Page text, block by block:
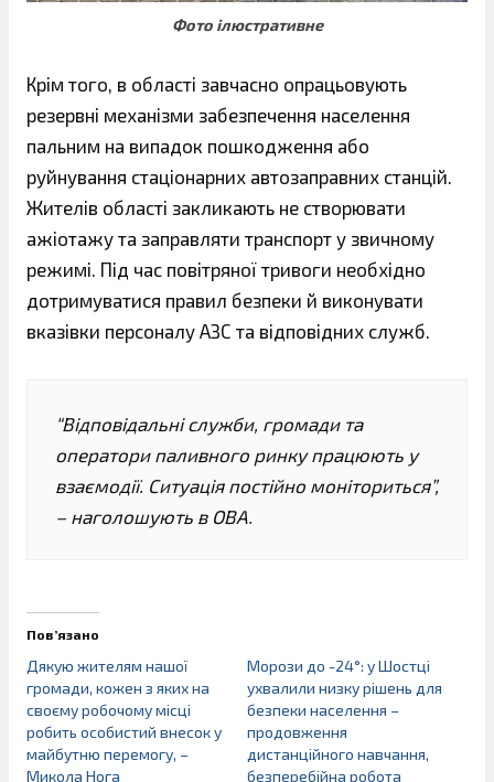
Фото ілюстративне
Крім того, в області завчасно опрацьовують
резервні механізми забезпечення населення
пальним на випадок пошкодження або
руйнування стаціонарних автозаправних станцій.
Жителів області закликають не створювати
ажіотажу та заправляти транспорт у звичному
режимі. Під час повітряної тривоги необхідно
дотримуватися правил безпеки й виконувати
вказівки персоналу АЗС та відповідних служб.
“Відповідальні служби, громади та
оператори паливного ринку працюють у
взаємодії. Ситуація постійно моніториться”,
– наголошують в ОВА.
Пов’язано
Дякую жителям нашої
громади, кожен з яких на
своєму робочому місці
робить особистий внесок у
майбутню перемогу, –
Микола Нога
Морози до -24°: у Шостці
ухвалили низку рішень для
безпеки населення –
продовження
дистанційного навчання,
безперебійна робота